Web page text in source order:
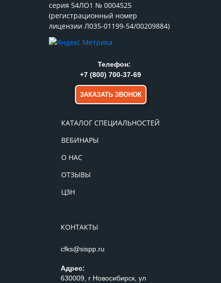
серия 54ЛО1 № 0004525
(регистрационный номер
лицензии Л035-01199-54/00209884)
КАТАЛОГ СПЕЦИАЛЬНОСТЕЙ
ВЕБИНАРЫ
О НАС
ОТЗЫВЫ
ЦЗН
КОНТАКТЫ
cfks@sispp.ru
Адрес:
630009, г Новосибирск, ул
Телефон:
+7 (800) 700-37-69
ЗАКАЗАТЬ ЗВОНОК